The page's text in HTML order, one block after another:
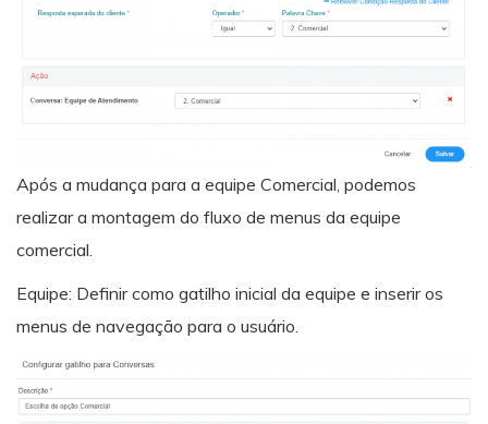
Após a mudança para a equipe Comercial, podemos
realizar a montagem do fluxo de menus da equipe
comercial.
Equipe: Definir como gatilho inicial da equipe e inserir os
menus de navegação para o usuário.